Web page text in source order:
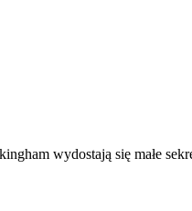
wydostają się małe